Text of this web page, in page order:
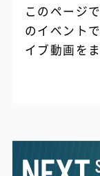
このページ
のイベント
イブ動画を